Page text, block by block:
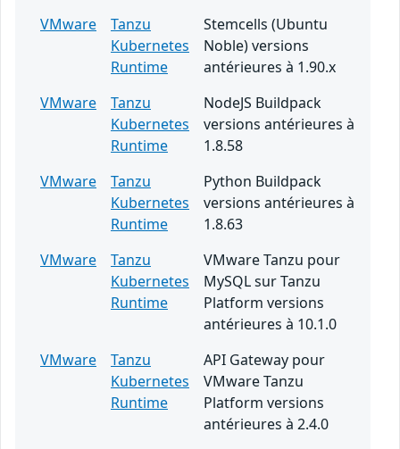
VMware
Tanzu
Kubernetes
Runtime
Stemcells (Ubuntu
Noble) versions
antérieures à 1.90.x
VMware
Tanzu
Kubernetes
Runtime
NodeJS Buildpack
versions antérieures à
1.8.58
VMware
Tanzu
Kubernetes
Runtime
Python Buildpack
versions antérieures à
1.8.63
VMware
Tanzu
Kubernetes
Runtime
VMware Tanzu pour
MySQL sur Tanzu
Platform versions
antérieures à 10.1.0
VMware
Tanzu
Kubernetes
Runtime
API Gateway pour
VMware Tanzu
Platform versions
antérieures à 2.4.0